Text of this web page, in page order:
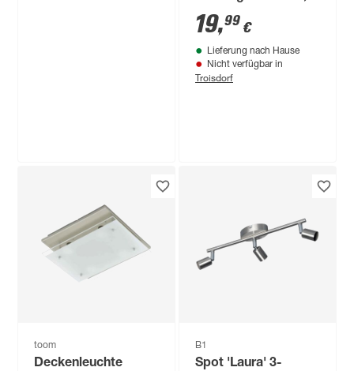
LED-Spot 'Kulu' 4-
flammig 19,2 W 1800
lm warmweiß 12,5 x
12,5 x 60 cm
99,99
x 60 x 16,6 cm
19,99 €
Lieferung nach Hause
Nicht verfügbar in
Troisdorf
toom
Deckenleuchte
B1
Spot 'Laura' 3-